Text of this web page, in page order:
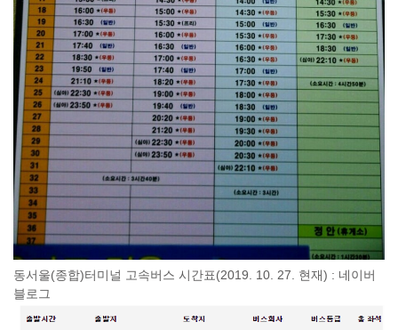
동서울(종합)터미널 고속버스 시간표(2019. 10. 27. 현재) : 네이버
블로그